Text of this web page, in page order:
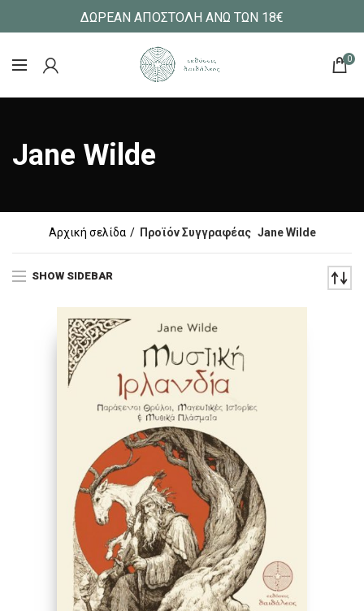
ΔΩΡΕΑΝ ΑΠΟΣΤΟΛΗ ΑΝΩ ΤΩΝ 18€
0
Jane Wilde
Αρχική σελίδα Προϊόν Συγγραφέας Jane Wilde
SHOW SIDEBAR